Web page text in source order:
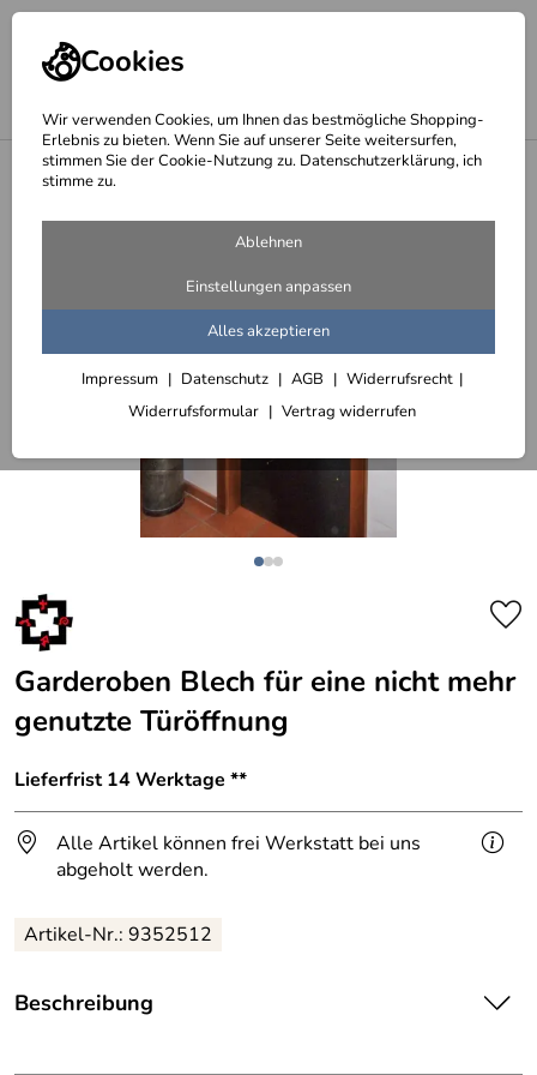
Cookies
Wir verwenden Cookies, um Ihnen das bestmögliche Shopping-
Erlebnis zu bieten. Wenn Sie auf unserer Seite weitersurfen,
stimmen Sie der Cookie-Nutzung zu. Datenschutzerklärung, ich
stimme zu.
Ablehnen
Einstellungen anpassen
Alles akzeptieren
Impressum Datenschutz AGB
Widerrufsrecht
Widerrufsformular
Vertrag widerrufen
Für Kinder
Garderoben Blech für eine nicht mehr
genutzte Türöffnung
Lieferfrist 14 Werktage **
Alle Artikel können frei Werkstatt bei uns
abgeholt werden.
Artikel-Nr.: 9352512
Beschreibung